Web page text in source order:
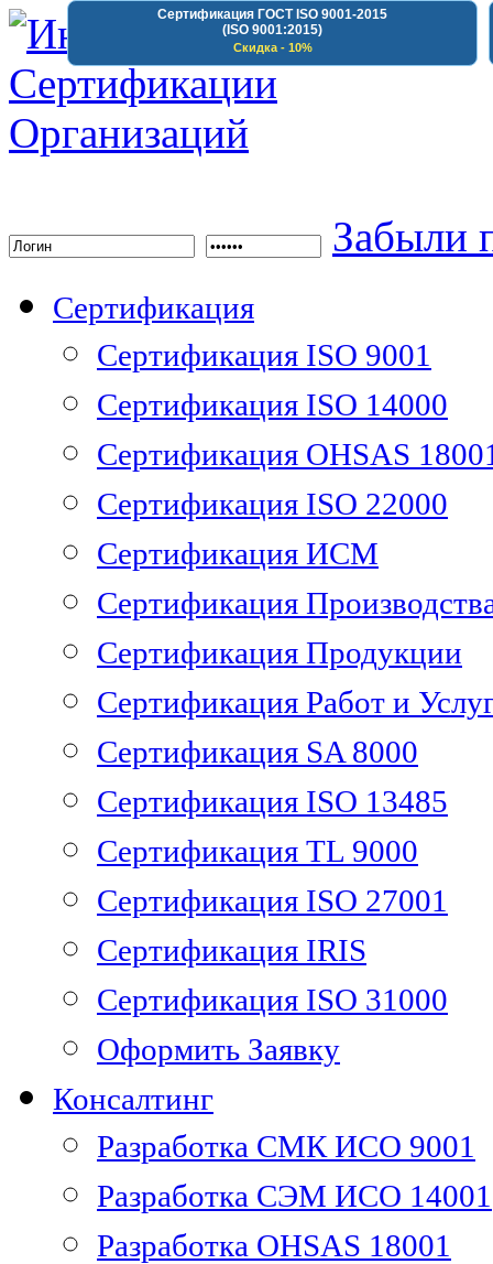
Сертификация ГОСТ ISO 9001-2015
(ISO 9001:2015)
Скидка - 10%
Забыли
Сертификация
Сертификация ISO 9001
Сертификация ISO 14000
Сертификация OHSAS
Сертификация ISO 22000
Сертификация ИСМ
Сертификация
Сертификация Продукции
Сертификация Работ и
Сертификация SA 8000
Сертификация ISO 13485
Сертификация TL 9000
Сертификация ISO 27001
Сертификация IRIS
Сертификация ISO 31000
Оформить Заявку
Консалтинг
Разработка СМК ИСО 9001
Разработка СЭМ ИСО 14001
Разработка OHSAS 18001